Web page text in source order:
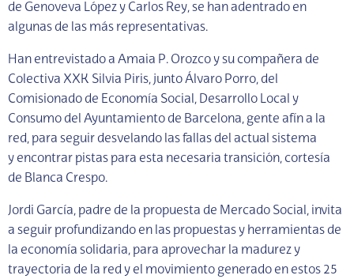
de Genoveva López y Carlos Rey, se han adentrado en
algunas de las más representativas.
Han entrevistado a Amaia P. Orozco y su compañera de
Colectiva XXK Silvia Piris, junto Álvaro Porro, del
Comisionado de Economía Social, Desarrollo Local y
Consumo del Ayuntamiento de Barcelona, gente afín a la
red, para seguir desvelando las fallas del actual sistema
y encontrar pistas para esta necesaria transición, cortesía
de Blanca Crespo.
Jordi García, padre de la propuesta de Mercado Social, invita
a seguir profundizando en las propuestas y herramientas de
la economía solidaria, para aprovechar la madurez y
trayectoria de la red y el movimiento generado en estos 25